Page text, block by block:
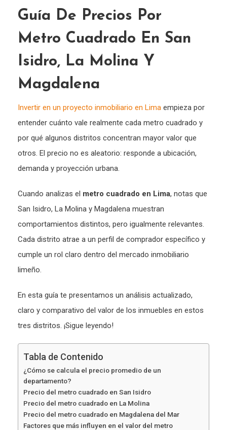
Guía De Precios Por
Metro Cuadrado En San
Isidro, La Molina Y
Magdalena
Invertir en un proyecto inmobiliario en Lima empieza por
entender cuánto vale realmente cada metro cuadrado y
por qué algunos distritos concentran mayor valor que
otros. El precio no es aleatorio: responde a ubicación,
demanda y proyección urbana.
Cuando analizas el metro cuadrado en Lima, notas que
San Isidro, La Molina y Magdalena muestran
comportamientos distintos, pero igualmente relevantes.
Cada distrito atrae a un perfil de comprador específico y
cumple un rol claro dentro del mercado inmobiliario
limeño.
En esta guía te presentamos un análisis actualizado,
claro y comparativo del valor de los inmuebles en estos
tres distritos. ¡Sigue leyendo!
Tabla de Contenido
¿Cómo se calcula el precio promedio de un
departamento?
Precio del metro cuadrado en San Isidro
Precio del metro cuadrado en La Molina
Precio del metro cuadrado en Magdalena del Mar
Factores que más influyen en el valor del metro